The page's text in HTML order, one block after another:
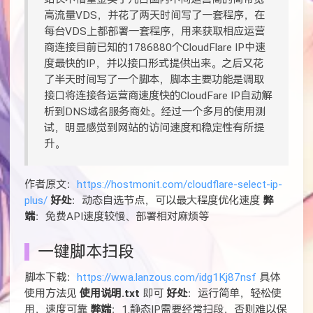
高流量VDS，并花了两天时间写了一套程序，在
每台VDS上都部署一套程序，用来获取相应运营
商连接目前已知的1786880个CloudFlare IP中速
度最快的IP，并以接口形式提供出来。之后又花
了半天时间写了一个脚本，脚本主要功能是调取
接口将连接各运营商速度快的CloudFare IP自动解
析到DNS域名服务商处。经过一个多月的使用测
试，明显感觉到网站的访问速度和稳定性有所提
升。
作者原文： https://hostmonit.com/cloudflare-select-ip-
plus/ 好处：动态自选节点，可以最大程度优化速度 弊
端：免费API速度较慢、部署相对麻烦等
一键脚本扫段
脚本下载： https://wwa.lanzous.com/idg1Kj87nsf 具体
使用方法见 使用说明.txt 即可 好处：运行简单，轻松使
用，速度可靠 弊端：1.静态IP需要经常扫段，否则难以保